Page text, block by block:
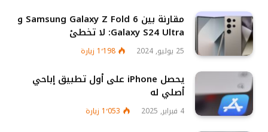
مقارنة بين Samsung Galaxy Z Fold 6 و
Galaxy S24 Ultra: لا تخطئ
25 يوليو, 2024 1٬198 زيارة
يحصل iPhone على أول تطبيق إباحي
أصلي له
4 فبراير, 2025 1٬053 زيارة